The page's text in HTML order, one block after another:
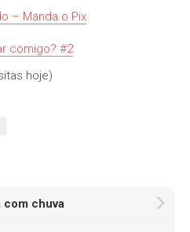
– Manda o Pix
comigo? #2
hoje)
com chuva